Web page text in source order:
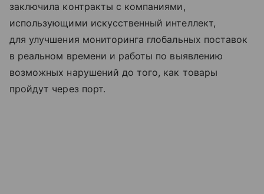
заключила контракты с компаниями,
использующими искусственный интеллект,
для улучшения мониторинга глобальных поставок
в реальном времени и работы по выявлению
возможных нарушений до того, как товары
пройдут через порт.